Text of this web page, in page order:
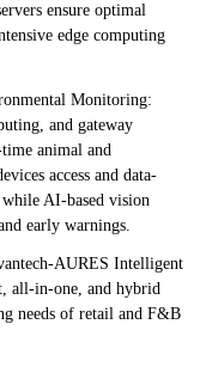
ensure optimal
edge computing
Monitoring:
and gateway
animal and
access and data-
AI-based vision
early warnings.
AURES Intelligent
all-in-one, and hybrid
needs of retail and F&B